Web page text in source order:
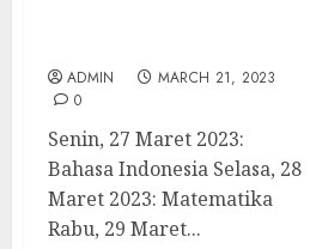
ADMIN
MARCH 21, 2023
0
Senin, 27 Maret 2023:
Bahasa Indonesia Selasa, 28
Maret 2023: Matematika
Rabu, 29 Maret...